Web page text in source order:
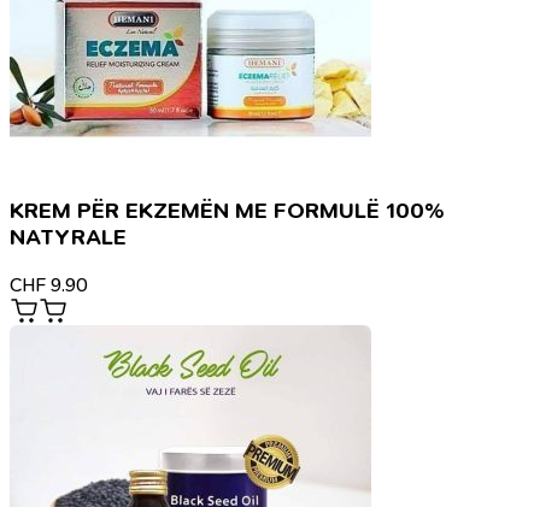
KREM PËR EKZEMËN ME FORMULË 100%
NATYRALE
CHF 9.90